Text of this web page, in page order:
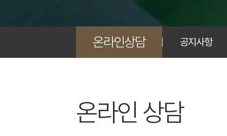
온라인상담 공지사항
온라인 상담